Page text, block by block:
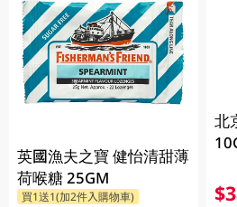
英國漁夫之寶 健怡清甜薄
荷喉糖 25GM
買1送1(加2件入購物車)
北